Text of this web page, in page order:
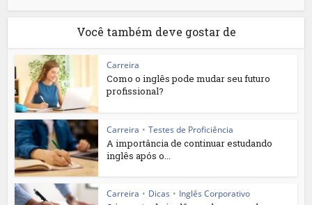
Você também deve gostar de
Carreira
Como o inglês pode mudar seu futuro
profissional?
Carreira • Testes de Proficiência
A importância de continuar estudando
inglês após o...
Carreira • Dicas • Inglês Corporativo